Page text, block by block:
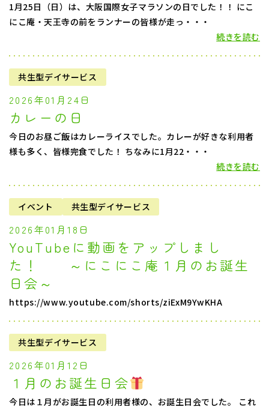
1月25日（日）は、大阪国際女子マラソンの日でした！！ にこ
にこ庵・天王寺の前をランナーの皆様が走っ・・・
続きを読む
共生型デイサービス
2026年01月24日
カレーの日
今日のお昼ご飯はカレーライスでした。カレーが好きな利用者
様も多く、皆様完食でした！ ちなみに1月22・・・
続きを読む
イベント 共生型デイサービス
2026年01月18日
YouTubeに動画をアップしまし
た！ ～にこにこ庵１月のお誕生
日会～
https://www.youtube.com/shorts/ziExM9YwKHA
共生型デイサービス
2026年01月12日
１月のお誕生日会
今日は１月がお誕生日の利用者様の、お誕生日会でした。 これ